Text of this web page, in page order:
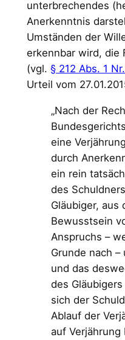
unterbrechendes
Anerkenntnis
Umständen der
erkennbar wird, die
(vgl. § 212 Abs. 1
Urteil vom
„Nach der
eine
durch
ein rein
des
Gläubiger, aus
Bewusstsein
Anspruchs –
Grunde nach
und das
des
sich der
Ablauf der
auf